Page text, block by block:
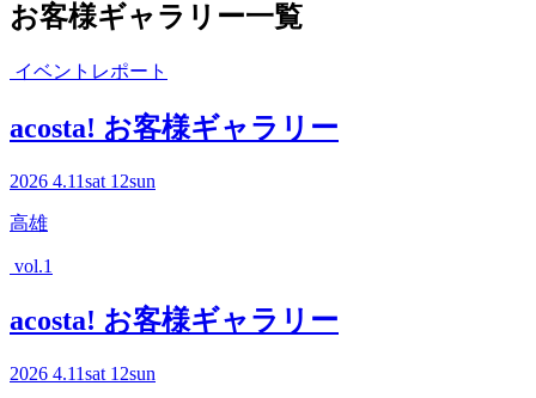
お客様ギャラリー一覧
イベントレポート
acosta! お客様ギャラリー
2026 4.11sat 12sun
高雄
vol.1
acosta! お客様ギャラリー
2026 4.11sat 12sun